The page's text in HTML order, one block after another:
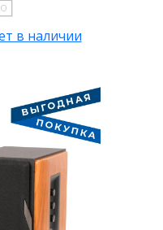
в наличии